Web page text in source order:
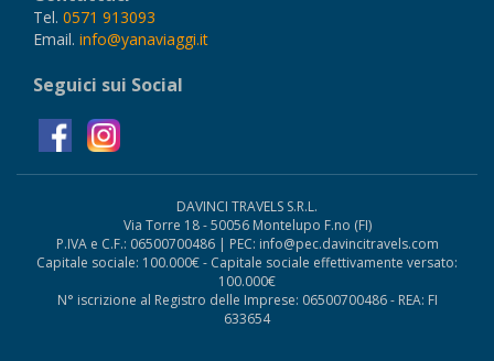
Tel. 0571 913093
Email. info@yanaviaggi.it
Seguici sui Social
DAVINCI TRAVELS S.R.L.
Via Torre 18 - 50056 Montelupo F.no (FI)
P.IVA e C.F.: 06500700486 | PEC: info@pec.davincitravels.com
Capitale sociale: 100.000€ - Capitale sociale effettivamente versato:
100.000€
N° iscrizione al Registro delle Imprese: 06500700486 - REA: FI
633654